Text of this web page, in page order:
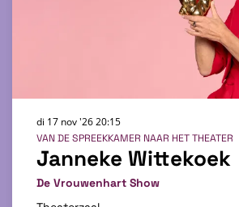
Janneke Wittekoek
De Vrouwenhart Show
VAN DE SPREEKKAMER NAAR HET THEATER
di 17 nov '2620:15